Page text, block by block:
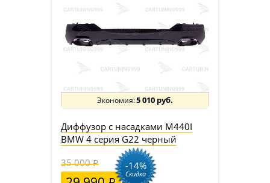
5 010 руб.
Диффузор с насадками M440I
BMW 4 серия G22 черный
35 000
-14%
Скидка